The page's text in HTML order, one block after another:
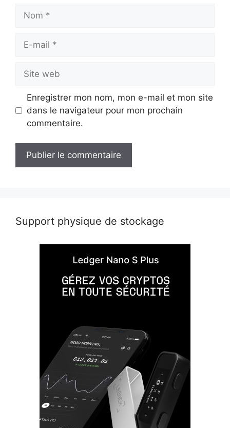
Nom
Site
web
Enregistrer mon nom, mon e-mail et mon site
dans le navigateur pour mon prochain
commentaire.
Support physique de stockage